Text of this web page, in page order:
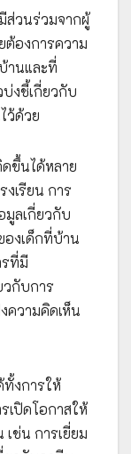
วนร่วมจากผู้
ต้องการความ
านและที่
งชี้เกี่ยวกับ
ว้ด้วย
ขึ้นได้หลาย
เรียน การ
มูลเกี่ยวกับ
องเด็กที่บ้าน
ที่มี
กับการ
ความคิดเห็น
งการให้
เปิดโอกาสให้
ช่น การเยี่ยม